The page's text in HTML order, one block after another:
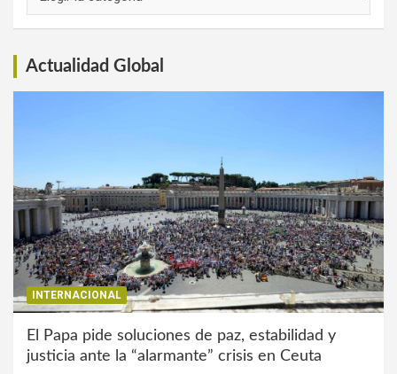
Actualidad Global
INTERNACIONAL
El Papa pide soluciones de paz, estabilidad y
justicia ante la “alarmante” crisis en Ceuta